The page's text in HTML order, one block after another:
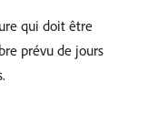
qui doit être
prévu de jours